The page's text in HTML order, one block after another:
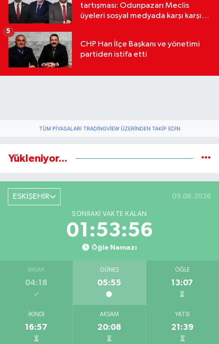
tartışması: Odunpazarı Meclis
üyeleri sosyal medyada karşı karşıya
CHP Han İlçe Başkanı ve yönetimi
partiden istifa etti
5
TÜM PIYASALARI TRADINGVIEW ÜZERINDEN TAKIP EDIN
Yükleniyor...
ESKİŞEHİR 09.08.2026
SONRAKI VAKTE KALAN
01:53:56
Öğle Namazı
İMSAK
04:18
GÜNEŞ
05:55
ÖĞLE
13:07
İKINDI
16:57
AKŞAM
20:08
YATSI
21:39